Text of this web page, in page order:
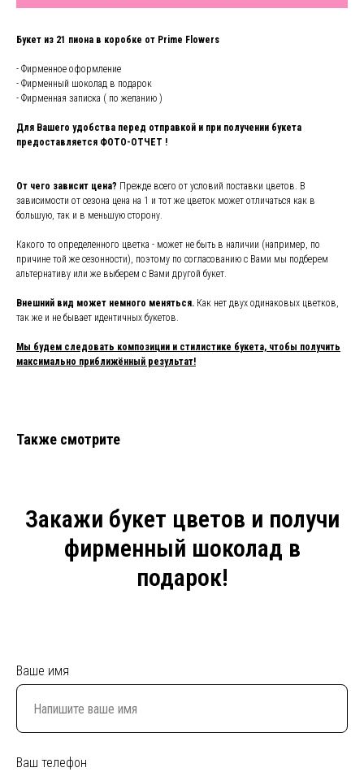
Букет из 21 пиона в коробке от Prime Flowers
- Фирменное оформление
- Фирменный шоколад в подарок
- Фирменная записка ( по желанию )
Для Вашего удобства перед отправкой и при получении букета
предоставляется ФОТО-ОТЧЕТ !
От чего зависит цена? Прежде всего от условий поставки цветов. В
зависимости от сезона цена на 1 и тот же цветок может отличаться как в
большую, так и в меньшую сторону.
Какого то определенного цветка - может не быть в наличии (например, по
причине той же сезонности), поэтому по согласованию с Вами мы подберем
альтернативу или же выберем с Вами другой букет.
Внешний вид может немного меняться. Как нет двух одинаковых цветков,
так же и не бывает идентичных букетов.
Мы будем следовать композиции и стилистике букета, чтобы получить
максимально приближённый результат!
Также смотрите
Закажи букет цветов и получи
фирменный шоколад в
подарок!
Ваше имя
Ваш телефон